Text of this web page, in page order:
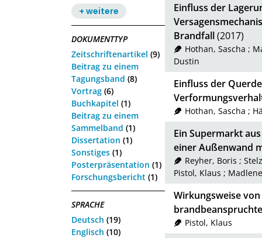
+ weitere
DOKUMENTTYP
Zeitschriftenartikel (9)
Beitrag zu einem
Tagungsband (8)
Vortrag (6)
Buchkapitel (1)
Beitrag zu einem
Sammelband (1)
Dissertation (1)
Sonstiges (1)
Posterpräsentation (1)
Forschungsbericht (1)
SPRACHE
Deutsch (19)
Englisch (10)
Einfluss der
Brandfall(2017)
Hothan, Sascha ;
Dustin
Einfluss der
Hothan, Sascha ;
Ein Supermarkt
einer Außenwand
Reyher, Boris ;
Pistol, Klaus ;
Wirkungsweise
Pistol, Klaus